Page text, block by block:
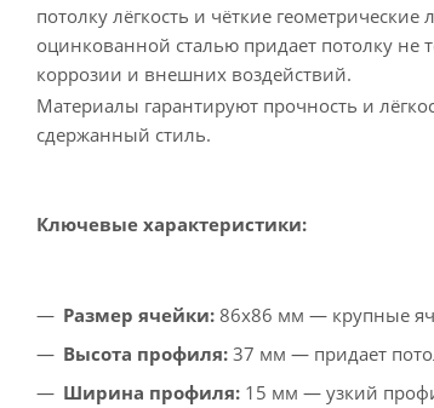
потолку лёгкость и чёткие
оцинкованной сталью придает потолку
коррозии и внешних воздействий.
Материалы гарантируют прочность и
сдержанный стиль.
Ключевые характеристики:
Размер ячейки: 86x86 мм — крупные
Высота профиля: 37 мм — придает
Ширина профиля: 15 мм — узкий